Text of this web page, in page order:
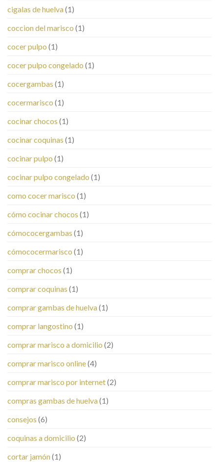
cigalas de huelva(1)
coccion del marisco (1)
cocer pulpo (1)
cocer pulpo congelado (1)
cocergambas (1)
cocermarisco (1)
cocinar chocos (1)
cocinar coquinas (1)
cocinar pulpo (1)
cocinar pulpo congelado (1)
como cocer marisco (1)
cómo cocinar chocos (1)
cómococergambas (1)
cómococermarisco (1)
comprar chocos (1)
comprar coquinas (1)
comprar gambas de huelva(1)
comprar langostino (1)
comprar marisco a domicilio (2)
comprar marisco online(4)
comprar marisco por internet(2)
compras gambas de huelva(1)
consejos (6)
coquinas a domicilio (2)
cortar jamón(1)